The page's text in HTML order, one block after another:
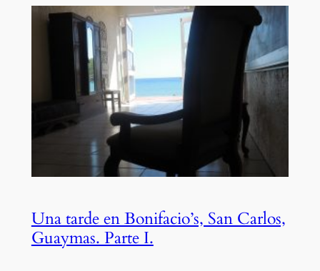
Una tarde en Bonifacio’s, San Carlos,
Guaymas. Parte I.